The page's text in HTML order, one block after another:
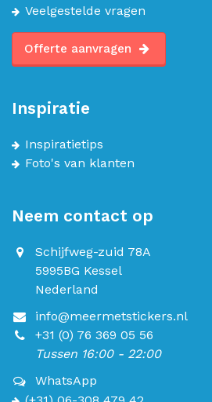
Veelgestelde vragen
Offerte aanvragen
Inspiratie
Inspiratietips
Foto's van klanten
Neem contact op
Schijfweg-zuid 78A
5995BG Kessel
Nederland
info@meermetstickers.nl
+31 (0) 76 369 05 56
Tussen 16:00 - 22:00
WhatsApp